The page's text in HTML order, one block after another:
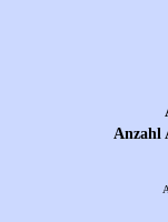
Anzahl